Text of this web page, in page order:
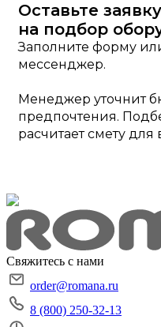
Оставьте заявку
на подбор
Заполните форму
мессенджер.
Менеджер уточнит
предпочтения.
расчитает смету для
Свяжитесь с нами
order@romana.ru
8 (800) 250-32-13